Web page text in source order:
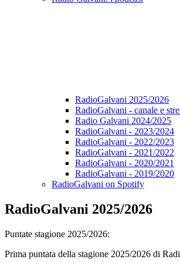
RadioGalvani 2025/2026
RadioGalvani - canale e
Radio Galvani 2024/2025
RadioGalvani - 2023/2024
RadioGalvani - 2022/2023
RadioGalvani - 2021/2022
RadioGalvani - 2020/2021
RadioGalvani - 2019/2020
RadioGalvani on Spotify
RadioGalvani 2025/2026
Puntate stagione 2025/2026:
Prima puntata della stagione 2025/2026 di